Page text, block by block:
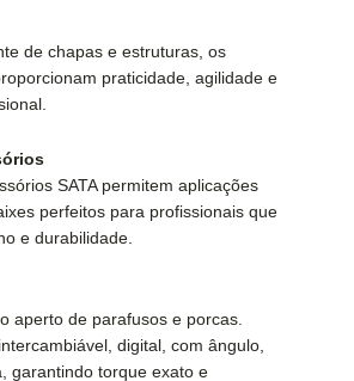
de chapas e estruturas, os
praticidade, agilidade e
SATA permitem aplicações
perfeitos para profissionais que
e durabilidade.
aperto de parafusos e porcas.
digital, com ângulo,
garantindo torque exato e